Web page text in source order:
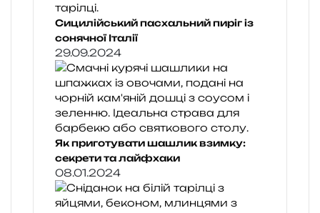
Сицилійський пасхальний пиріг із
сонячної Італії
29.09.2024
Як приготувати шашлик взимку:
секрети та лайфхаки
08.01.2024